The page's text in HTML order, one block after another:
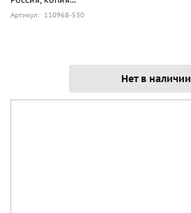
Артикул: 110968-530
Нет в наличии